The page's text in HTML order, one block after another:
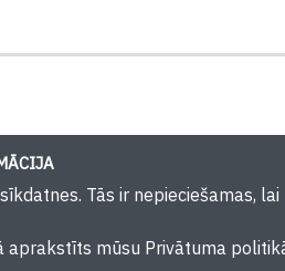
Tās ir nepieciešamas,
mūsu Privātuma